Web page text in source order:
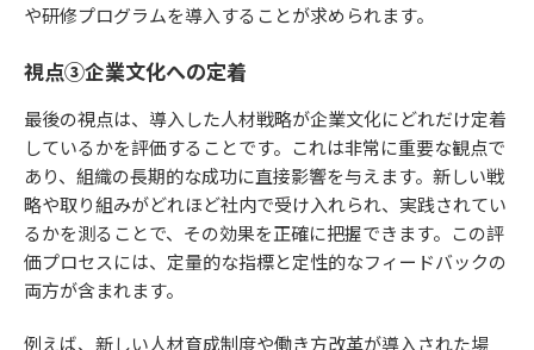
や研修プログラムを導入することが求められます。
視点③企業文化への定着
最後の視点は、導入した人材戦略が企業文化にどれだけ定着
しているかを評価することです。これは非常に重要な観点で
あり、組織の長期的な成功に直接影響を与えます。新しい戦
略や取り組みがどれほど社内で受け入れられ、実践されてい
るかを測ることで、その効果を正確に把握できます。この評
価プロセスには、定量的な指標と定性的なフィードバックの
両方が含まれます。
例えば、新しい人材育成制度や働き方改革が導入された場